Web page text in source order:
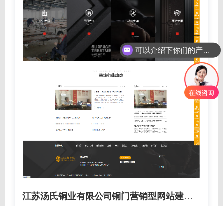
江苏汤氏铜业有限公司铜门营销型网站建设制作开发案例
可以介绍下你们的产品么？